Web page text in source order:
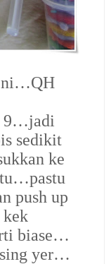
ni…QH
9…jadi
sedikit
ke
tu…pastu
push up
kek
biase…
yer…